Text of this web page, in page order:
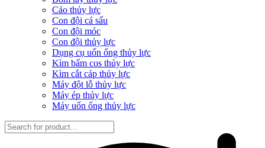
Cảo thủy lực
Con đội cá sấu
Con đội móc
Con đội thủy lực
Dụng cụ uốn ống thủy lực
Kìm bấm cos thủy lực
Kìm cắt cáp thủy lực
Máy đột lỗ thủy lực
Máy ép thủy lực
Máy uốn ống thủy lực